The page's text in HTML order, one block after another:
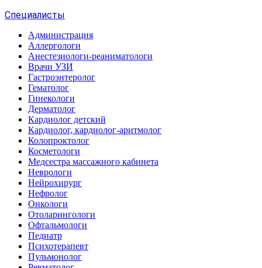
Специалисты
Администрация
Аллергологи
Анестезиологи-реаниматологи
Врачи УЗИ
Гастроэнтеролог
Гематолог
Гинекологи
Дерматолог
Кардиолог детский
Кардиолог, кардиолог-аритмолог
Колопроктолог
Косметологи
Медсестра массажного кабинета
Неврологи
Нейрохирург
Нефролог
Онкологи
Отоларингологи
Офтальмологи
Педиатр
Психотерапевт
Пульмонолог